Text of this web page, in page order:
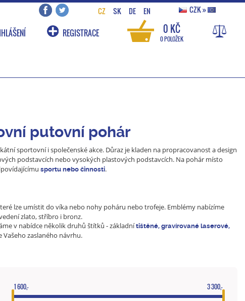
CZ SK DE EN CZK»
REGISTRACE 0 KČ
0 POLOŽEK
putovní pohár
sportovní i společenské akce. Důraz je kladen na propracovanost a design
podstavcích nebo vysokých plastových podstavcích. Na pohár místo
sportu nebo činnosti.
lze umístit do víka nebo nohy poháru nebo trofeje. Emblémy nabízíme
zlato, stříbro i bronz.
v nabídce několik druhů štítků - základnítištěné, gravírované laserové,
Vašeho zaslaného návrhu.
1 600,- 3 300,-